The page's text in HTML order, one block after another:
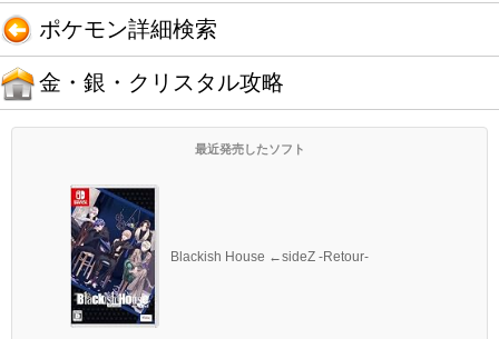
ポケモン詳細検索
金・銀・クリスタル攻略
最近発売したソフト
Blackish House ←sideZ -Retour-